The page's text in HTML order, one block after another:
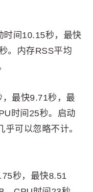
时间10.15秒，最快
。内存RSS平均
最快9.71秒，最
时间25秒。启动
可以忽略不计。
秒，最快8.51